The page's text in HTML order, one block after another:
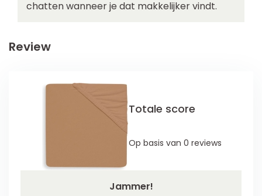
chatten wanneer je dat makkelijker vindt.
Review
Jammer!
Totale score
Op basis van 0 reviews